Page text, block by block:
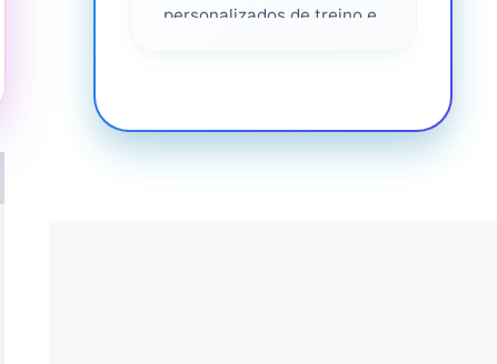
personalizados de treino e